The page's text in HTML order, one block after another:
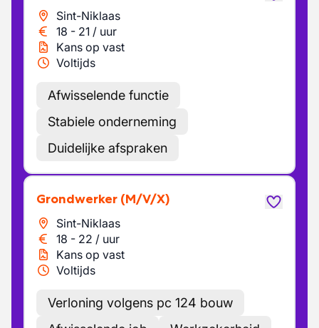
Sint-Niklaas
18 - 21 / uur
Kans op vast
Voltijds
Afwisselende functie
Stabiele onderneming
Duidelijke afspraken
Grondwerker (M/V/X)
Sint-Niklaas
18 - 22 / uur
Kans op vast
Voltijds
Verloning volgens pc 124 bouw